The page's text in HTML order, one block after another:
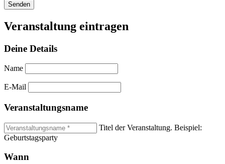
Veranstaltung eintragen
Deine Details
Name
E-Mail
Veranstaltungsname
Titel der Veranstaltung. Beispiel:
Geburtstagsparty
Wann